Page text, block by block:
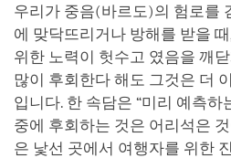
우리가 중음(바르도)의 험로를
에 맞닥뜨리거나 방해를 받을
위한 노력이 헛수고 였음을 깨
많이 후회한다 해도 그것은 더
입니다. 한 속담은 “미리 예측
중에 후회하는 것은 어리석은
은 낯선 곳에서 여행자를 위한